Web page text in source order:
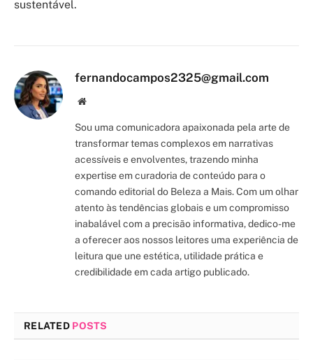
sustentável.
fernandocampos2325@gmail.com
Site/Blog
Sou uma comunicadora apaixonada pela arte de
transformar temas complexos em narrativas
acessíveis e envolventes, trazendo minha
expertise em curadoria de conteúdo para o
comando editorial do Beleza a Mais. Com um olhar
atento às tendências globais e um compromisso
inabalável com a precisão informativa, dedico-me
a oferecer aos nossos leitores uma experiência de
leitura que une estética, utilidade prática e
credibilidade em cada artigo publicado.
RELATED POSTS